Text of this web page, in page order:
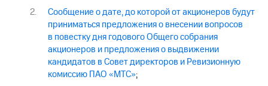
Сообщение о дате, до которой от акционеров будут
приниматься предложения о внесении вопросов
в повестку дня годового Общего собрания
акционеров и предложения о выдвижении
кандидатов в Совет директоров и Ревизионную
комиссию ПАО «МТС»;